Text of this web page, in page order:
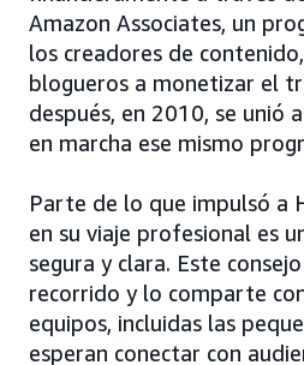
Amazon Associates, un
los creadores de
blogueros a monetizar el
después, en 2010, se unió
en marcha ese mismo
Parte de lo que impulsó a
en su viaje profesional es
segura y clara. Este
recorrido y lo comparte
equipos, incluidas las
esperan conectar con